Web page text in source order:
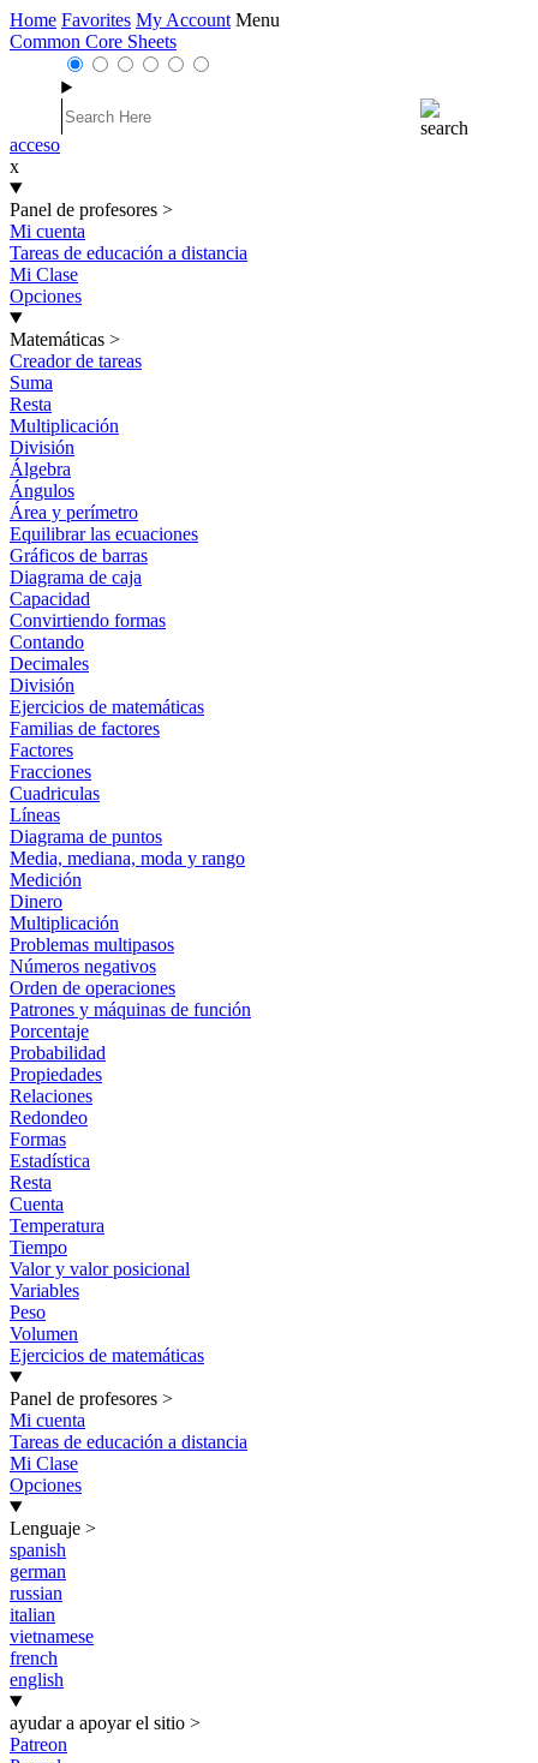
Home Favorites My Account Menu
Common Core Sheets
acceso
x
Panel de profesores >
Mi cuenta
Tareas de educación a distancia
Mi Clase
Opciones
Matemáticas >
Creador de tareas
Suma
Resta
Multiplicación
División
Álgebra
Ángulos
Área y perímetro
Equilibrar las ecuaciones
Gráficos de barras
Diagrama de caja
Capacidad
Convirtiendo formas
Contando
Decimales
División
Ejercicios de matemáticas
Familias de factores
Factores
Fracciones
Cuadriculas
Líneas
Diagrama de puntos
Media, mediana, moda y rango
Medición
Dinero
Multiplicación
Problemas multipasos
Números negativos
Orden de operaciones
Patrones y máquinas de función
Porcentaje
Probabilidad
Propiedades
Relaciones
Redondeo
Formas
Estadística
Resta
Cuenta
Temperatura
Tiempo
Valor y valor posicional
Variables
Peso
Volumen
Ejercicios de matemáticas
Panel de profesores >
Mi cuenta
Tareas de educación a distancia
Mi Clase
Opciones
Lenguaje >
spanish
german
russian
italian
vietnamese
french
english
ayudar a apoyar el sitio >
Patreon